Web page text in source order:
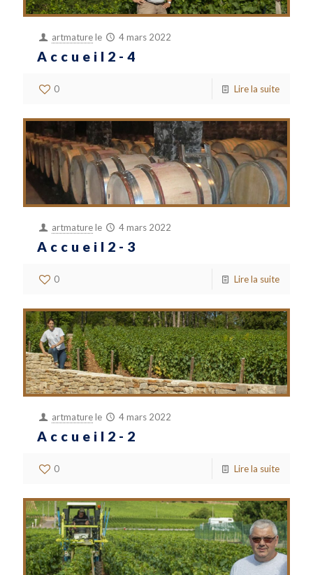
artmaturele 4 mars 2022
Accueil2-4
0 Lire la suite
artmaturele 4 mars 2022
Accueil2-3
0 Lire la suite
artmaturele 4 mars 2022
Accueil2-2
0 Lire la suite